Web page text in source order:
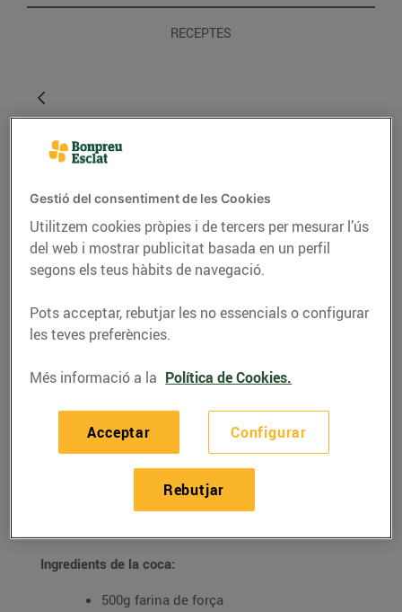
RECEPTES
Coca de brioix amb
pera i crema de
Recepta elaborada per
l'Escola d'Hostaleria d'Osona
11/de juliol/2022
Ingredients de la coca:
500g farina de força
Gestió del consentiment de les Cookies
Utilitzem cookies pròpies i de tercers per mesurar l’ús
del web i mostrar publicitat basada en un perfil
segons els teus hàbits de navegació.
Pots acceptar, rebutjar les no essencials o configurar
les teves preferències.
Més informació a la Política de Cookies.
Configurar
Rebutjar
Acceptar